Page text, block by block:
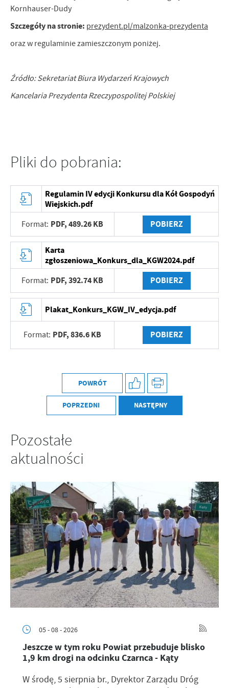
Kornhauser-Dudy
Szczegóły na stronie: prezydent.pl/malzonka-prezydenta
oraz w regulaminie zamieszczonym poniżej.
Źródło: Sekretariat Biura Wydarzeń Krajowych
Kancelaria Prezydenta Rzeczypospolitej Polskiej
Pliki do pobrania:
Regulamin IV edycji Konkursu dla Kół Gospodyń
Wiejskich.pdf
Format: PDF,489.26 KB POBIERZ
Karta
zgłoszeniowa_Konkurs_dla_KGW2024.pdf
Format: PDF,392.74 KB POBIERZ
Plakat_Konkurs_KGW_IV_edycja.pdf
Format: PDF,836.6 KB POBIERZ
POWRÓT
POPRZEDNI NASTĘPNY
Pozostałe
aktualności
05 - 08 - 2026
Jeszcze w tym roku Powiat przebuduje blisko
1,9 km drogi na odcinku Czarnca - Kąty
W środę, 5 sierpnia br., Dyrektor Zarządu Dróg
Firmy te działają w charakterze pośredników prezentujących nasze
społecznościowych.